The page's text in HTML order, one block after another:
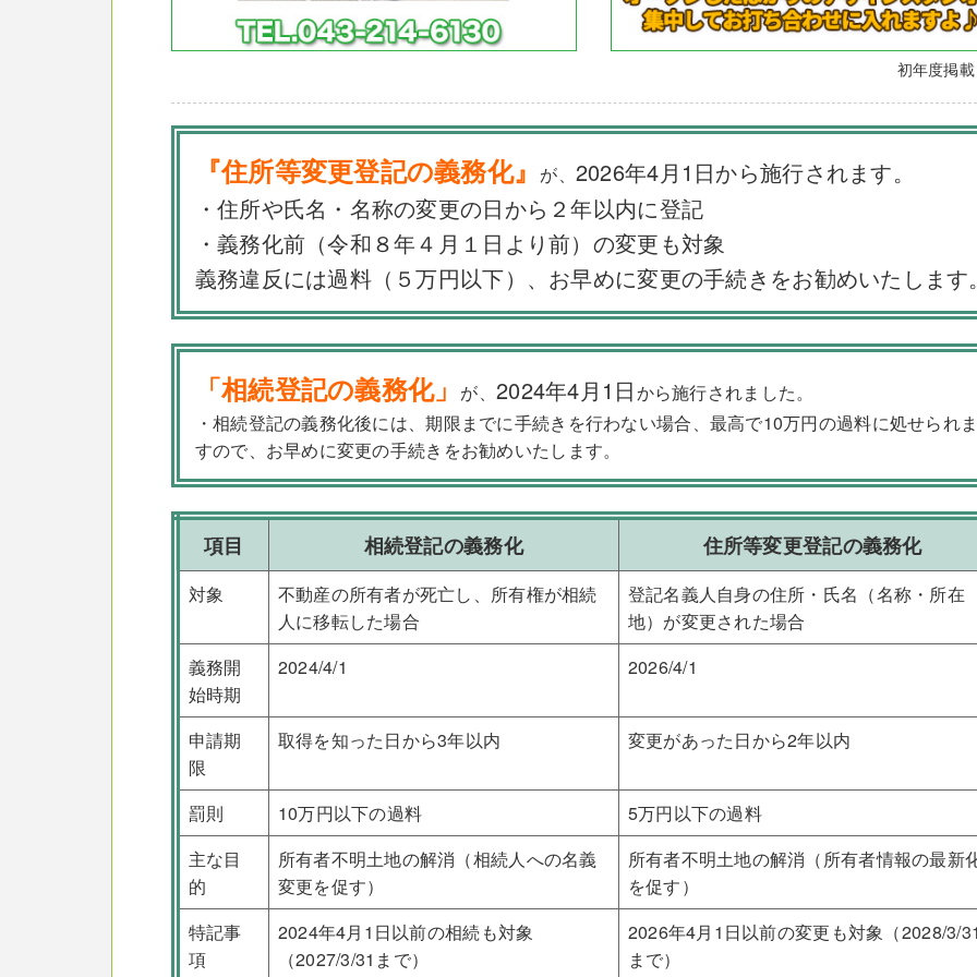
初年度掲
『住所等変更登記の義務化』 が、 2026年4月1日から施行されます。
・住所や氏名・名称の変更の日から２年以内に登記
・義務化前（令和８年４月１日より前）の変更も対象
義務違反には過料（５万円以下）、お早めに変更の手続きをお勧めいたします
「相続登記の義務化」 が、2024年4月1日から施行されました。
・相続登記の義務化後には、期限までに手続きを行わない場合、最高で10万円の過料に処せられ
すので、お早めに変更の手続きをお勧めいたします。
項目 相続登記の義務化 住所等変更登記の義務化
対象
不動産の所有者が死亡し、所有権が相続
人に移転した場合
登記名義人自身の住所・氏名（名称・所在
地）が変更された場合
義務開
始時期
2024/4/1 2026/4/1
申請期
限
取得を知った日から3年以内 変更があった日から2年以内
罰則 10万円以下の過料
5万円以下の過料
主な目
的
所有者不明土地の解消（相続人への名義
変更を促す）
所有者不明土地の解消（所有者情報の最新
を促す）
特記事
項
2024年4月1日以前の相続も対象
（2027/3/31まで）
2026年4月1日以前の変更も対象（2028/3/
まで）